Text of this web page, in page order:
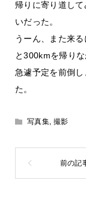
帰りに寄り道し
いだった。
うーん、また来る
と300kmを帰りな
急遽予定を前倒
た。
写真集, 撮影